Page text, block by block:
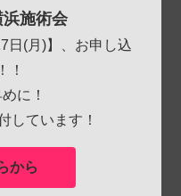
施術会
日(月)】、お申し込
！
に！
しています！
から